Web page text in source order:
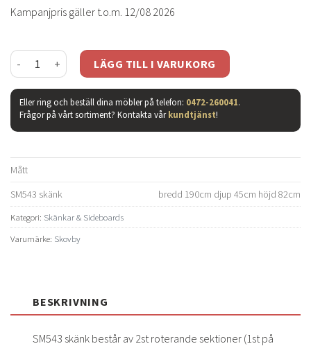
Kampanjpris gäller t.o.m. 12/08 2026
SM543 skänk svartbets mängdLÄGG TILL I VARUKORG
Eller ring och beställ dina möbler på telefon: 0472-260041.
Frågor på vårt sortiment? Kontakta vårkundtjänst!
Mått
SM543 skänk
bredd 190cm djup 45cm höjd 82cm
Kategori: Skänkar & Sideboards
Varumärke: Skovby
BESKRIVNING
SM543 skänk består av 2st roterande sektioner (1st på